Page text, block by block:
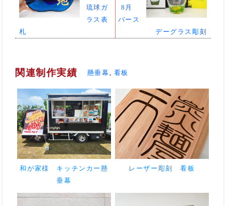
琉球ガ
ラス表
札
8月
バース
デーグラス彫刻
関連制作実績 懸垂幕, 看板
和が家様 キッチンカー懸
垂幕
レーザー彫刻 看板